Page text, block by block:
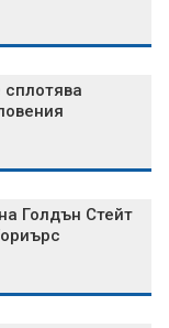
Голдън Стейт